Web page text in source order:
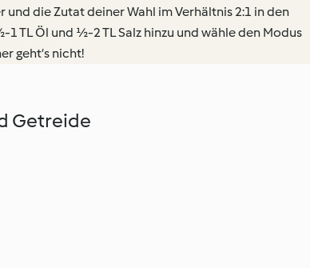
und die Zutat deiner Wahl im Verhältnis 2:1 in den
TL Öl und ½-2 TL Salz hinzu und wähle den Modus
geht‘s nicht!
Getreide